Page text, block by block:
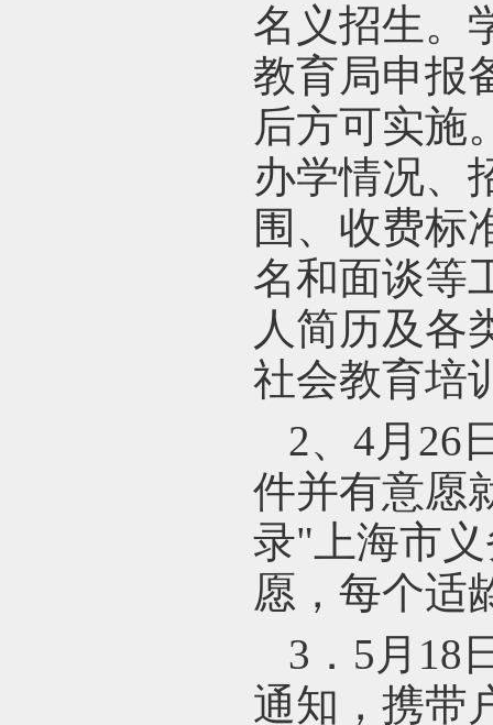
名义招生。
教育局申报
后方可实施
办学情况、
围、收费标
名和面谈等
人简历及各
社会教育培
2、4月26
件并有意愿
录"上海市
愿，每个适
3 ．5月18
通知，携带